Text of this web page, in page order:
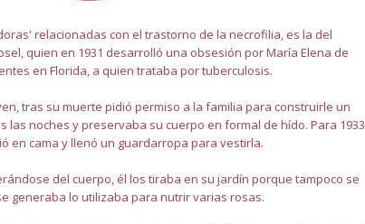
relacionadas con el trastorno de la necrofilia, es la del
quien en 1931 desarrolló una obsesión por María Elena de
en Florida, a quien trataba por tuberculosis.
tras su muerte pidió permiso a la familia para construirle un
las noches y preservaba su cuerpo en formal de hído. Para 1933
en cama y llenó un guardarropa para vestirla.
del cuerpo, él los tiraba en su jardín porque tampoco se
generaba lo utilizaba para nutrir varias rosas.